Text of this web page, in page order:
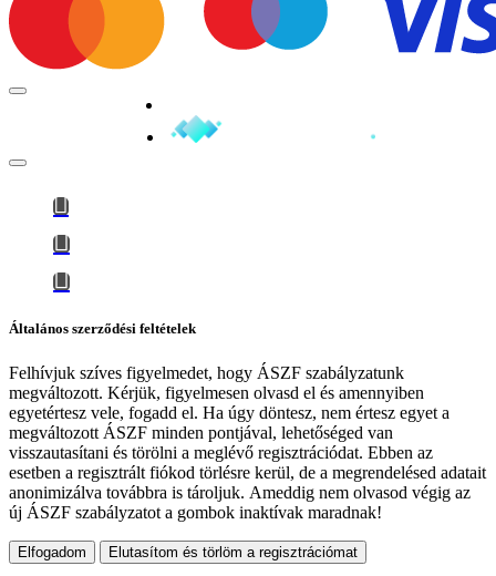
Általános szerződési feltételek
Felhívjuk szíves figyelmedet, hogy ÁSZF szabályzatunk
megváltozott. Kérjük, figyelmesen olvasd el és amennyiben
egyetértesz vele, fogadd el. Ha úgy döntesz, nem értesz egyet a
megváltozott ÁSZF minden pontjával, lehetőséged van
visszautasítani és törölni a meglévő regisztrációdat. Ebben az
esetben a regisztrált fiókod törlésre kerül, de a megrendelésed adatait
anonimizálva továbbra is tároljuk. Ameddig nem olvasod végig az
új ÁSZF szabályzatot a gombok inaktívak maradnak!
Elfogadom Elutasítom és törlöm a regisztrációmat